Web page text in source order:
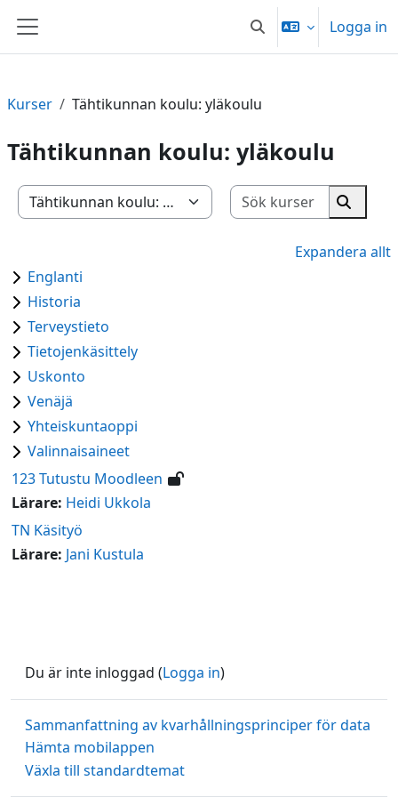
Sidopanel Växla sökinmatning
Logga in
Kurser Tähtikunnan koulu: yläkoulu
Tähtikunnan koulu: yläkoulu
Kurskategorier
Sök
Sök
Expandera allt
Englanti
Historia
Terveystieto
Tietojenkäsittely
Uskonto
Venäjä
Yhteiskuntaoppi
Valinnaisaineet
123 Tutustu Moodleen
Lärare: Heidi Ukkola
TN Käsityö
Lärare: Jani Kustula
Du är inte inloggad (Logga in)
Sammanfattning av kvarhållningsprinciper för data
Hämta mobilappen
Växla till standardtemat